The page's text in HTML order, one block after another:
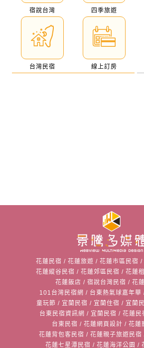
宿說台灣 四季旅遊
台灣民宿 線上訂房
花蓮民宿 / 花蓮旅遊 / 花蓮市區民宿 /
花蓮縱谷民宿 / 花蓮郊區民宿 / 花蓮
花蓮飯店 / 宿說台灣民宿 / 花
101台灣民宿網 / 台東熱氣球嘉年華
童玩節 / 宜蘭民宿 / 宜蘭住宿 / 宜蘭
台東民宿資訊網 / 宜蘭民宿 / 花蓮民
台東民宿 / 花蓮網頁設計 / 花蓮
花蓮背包客民宿 / 花蓮親子旅遊民宿
花蓮七星潭民宿 / 花蓮海洋公園 /